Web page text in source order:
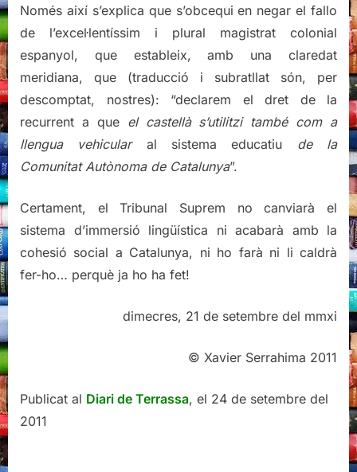
Només així s’explica que s’obcequi en negar el fallo
de l’excel·lentíssim i plural magistrat colonial
espanyol, que estableix, amb una claredat
meridiana, que (traducció i subratllat són, per
descomptat, nostres): “declarem el dret de la
recurrent a que el castellà s’utilitzi també com a
llengua vehicularal sistema educatiu de la
Comunitat Autònoma de Catalunya”.
Certament, el Tribunal Suprem no canviarà el
sistema d’immersió lingüística ni acabarà amb la
cohesió social a Catalunya, ni ho farà ni li caldrà
fer-ho… perquè ja ho ha fet!
dimecres, 21 de setembre del mmxi
© Xavier Serrahima 2011
Publicat al Diari de Terrassa, el 24 de setembre del
2011